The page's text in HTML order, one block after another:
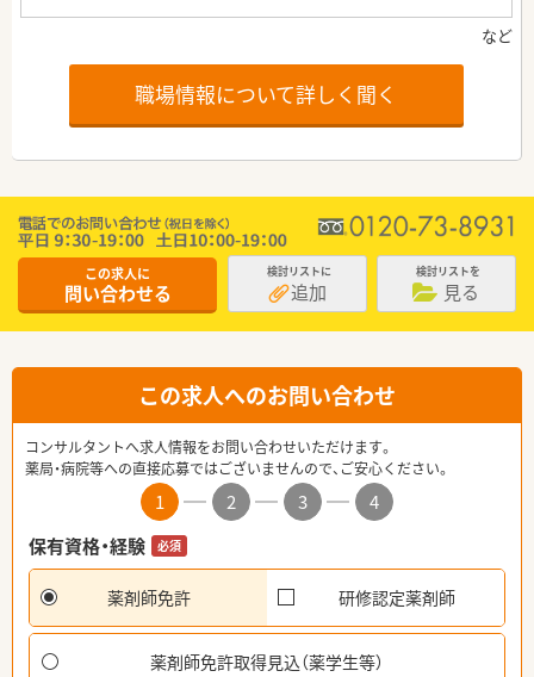
職場情報について詳しく聞く
この求人に
問い合わせる
検討リストに
追加
検討リストを
見る
この求人へのお問い合わせ
コンサルタントへ求人情報をお問い合わせいただけます。
薬局・病院等への直接応募ではございませんので、ご安心ください。
1 2 3
4
保有資格・経験
必須
薬剤師免許 研修認定薬剤師
薬剤師免許取得見込（薬学生等）